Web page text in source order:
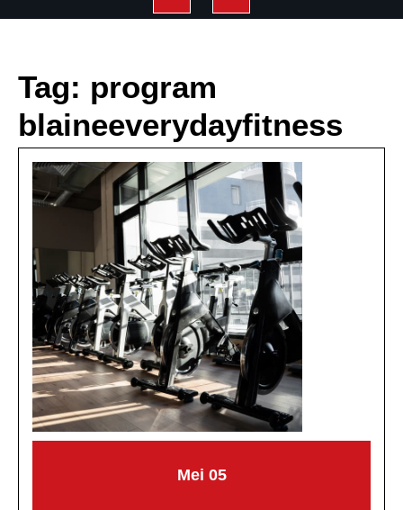
Tag: program
blaineeverydayfitness
MeiMei
05Mei